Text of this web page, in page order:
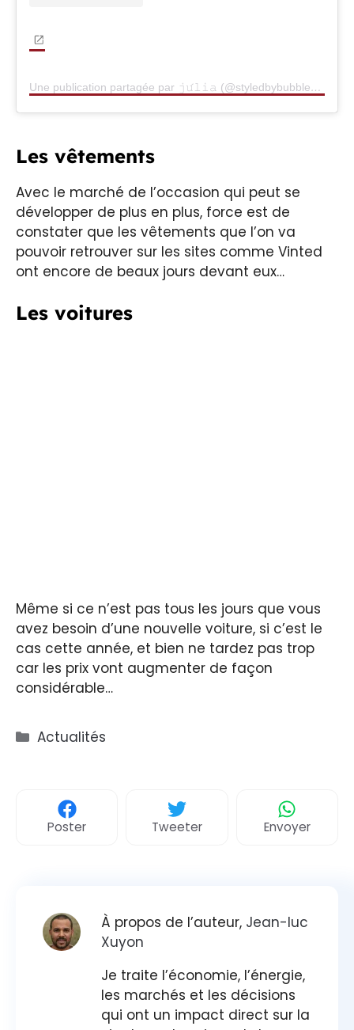
Une publication partagée par 𝚓𝚞́𝚕𝚒𝚊 (@styledbybubble)
Les vêtements
Avec le marché de l’occasion qui peut se
développer de plus en plus, force est de
constater que les vêtements que l’on va
pouvoir retrouver sur les sites comme Vinted
ont encore de beaux jours devant eux…
Les voitures
Même si ce n’est pas tous les jours que vous
avez besoin d’une nouvelle voiture, si c’est le
cas cette année, et bien ne tardez pas trop
car les prix vont augmenter de façon
considérable…
Catégories
Actualités
Poster Tweeter Envoyer
À propos de l’auteur, Jean-luc
Xuyon
Je traite l’économie, l’énergie,
les marchés et les décisions
qui ont un impact direct sur la